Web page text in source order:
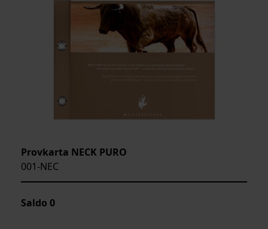
Provkarta NECK PURO
001-NEC
Saldo 0